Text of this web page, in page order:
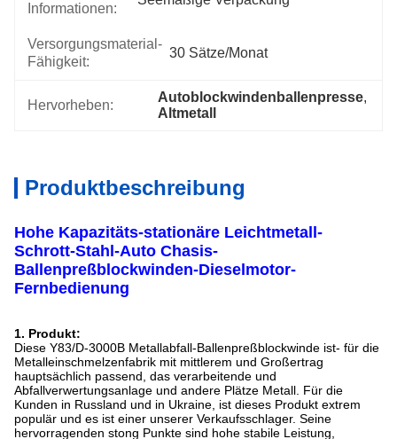
Informationen:
Versorgungsmaterial-
Fähigkeit:
30 Sätze/Monat
Hervorheben:
Autoblockwindenballenpresse
Altmetall
Produktbeschreibung
Hohe Kapazitäts-stationäre Leichtmetall-
Schrott-Stahl-Auto Chasis-
Ballenpreßblockwinden-Dieselmotor-
Fernbedienung
1. Produkt:
Diese Y83/D-3000B Metallabfall-Ballenpreßblockwinde ist- für die
Metalleinschmelzenfabrik mit mittlerem und Großertrag
hauptsächlich passend, das verarbeitende und
Abfallverwertungsanlage und andere Plätze Metall. Für die
Kunden in Russland und in Ukraine, ist dieses Produkt extrem
populär und es ist einer unserer Verkaufsschlager. Seine
hervorragenden stong Punkte sind hohe stabile Leistung,